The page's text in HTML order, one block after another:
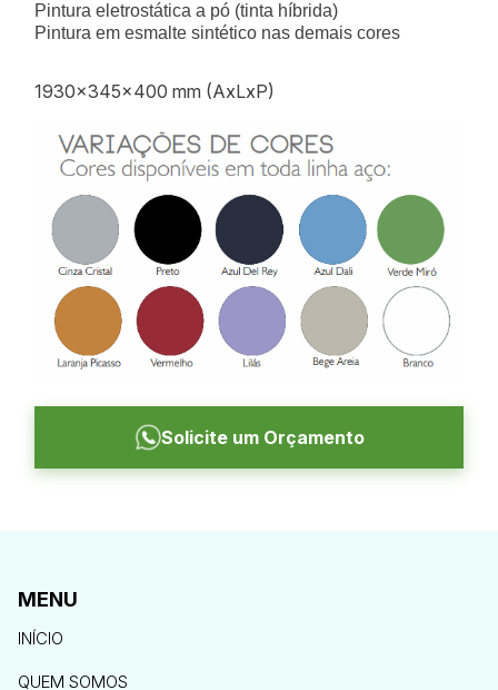
Pintura eletrostática a pó (tinta híbrida)
Pintura em esmalte sintético nas demais cores
1930x345x400 mm (AxLxP)
Solicite um Orçamento
MENU
INÍCIO
QUEM SOMOS